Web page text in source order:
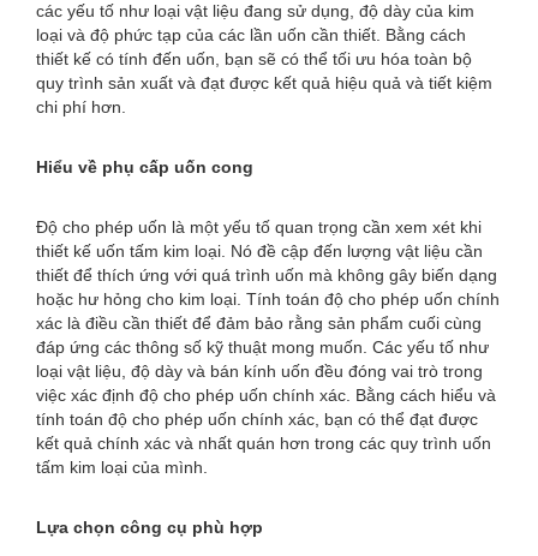
các yếu tố như loại vật liệu đang sử dụng, độ dày của kim
loại và độ phức tạp của các lần uốn cần thiết. Bằng cách
thiết kế có tính đến uốn, bạn sẽ có thể tối ưu hóa toàn bộ
quy trình sản xuất và đạt được kết quả hiệu quả và tiết kiệm
chi phí hơn.
Hiểu về phụ cấp uốn cong
Độ cho phép uốn là một yếu tố quan trọng cần xem xét khi
thiết kế uốn tấm kim loại. Nó đề cập đến lượng vật liệu cần
thiết để thích ứng với quá trình uốn mà không gây biến dạng
hoặc hư hỏng cho kim loại. Tính toán độ cho phép uốn chính
xác là điều cần thiết để đảm bảo rằng sản phẩm cuối cùng
đáp ứng các thông số kỹ thuật mong muốn. Các yếu tố như
loại vật liệu, độ dày và bán kính uốn đều đóng vai trò trong
việc xác định độ cho phép uốn chính xác. Bằng cách hiểu và
tính toán độ cho phép uốn chính xác, bạn có thể đạt được
kết quả chính xác và nhất quán hơn trong các quy trình uốn
tấm kim loại của mình.
Lựa chọn công cụ phù hợp